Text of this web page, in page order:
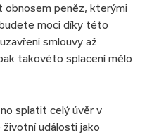
obnosem peněz, kterými
moci díky této
smlouvy až
takovéto splacení mělo
splatit celý úvěr v
životní události jako